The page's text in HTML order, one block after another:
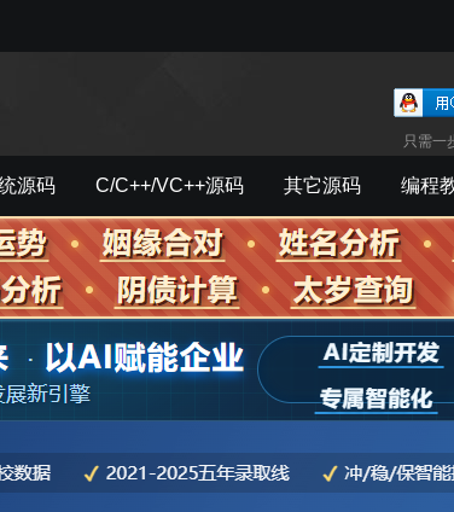
只需一
源码 C/C++/VC++源码 其它源码 编程